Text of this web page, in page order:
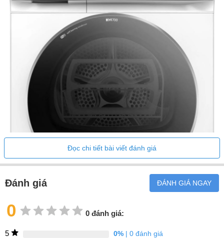
Đọc chi tiết bài viết đánh giá
Đánh giá ĐÁNH GIÁ NGAY
0 0 đánh giá:
5 0%| 0 đánh giá